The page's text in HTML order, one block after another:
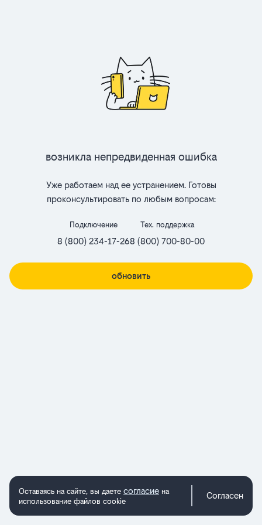
Возникла непредвиденная ошибка
Уже работаем над ее устранением. Готовы
проконсультировать по любым вопросам:
Подключение
8 (800) 234-17-26
Тех. поддержка
8 (800) 700-80-00
обновить
Оставаясь на сайте, вы даете согласие на
использование файлов cookie
Согласен